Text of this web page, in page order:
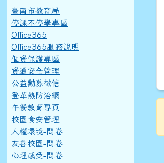
臺南市教育局
停課不停學專區
Office365
Office365服務說明
個資保護專區
資通安全管理
公益勸募徵信
登革熱防治網
午餐教育專頁
校園食安管理
人權環境-問卷
友善校園-問卷
心理感受-問卷